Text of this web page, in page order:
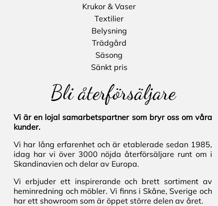
Krukor & Vaser
Textilier
Belysning
Trädgård
Säsong
Sänkt pris
Bli återförsäljare
Vi är en lojal samarbetspartner som bryr oss om våra
kunder.
Vi har lång erfarenhet och är etablerade sedan 1985,
idag har vi över 3000 nöjda återförsäljare runt om i
Skandinavien och delar av Europa.
Vi erbjuder ett inspirerande och brett sortiment av
heminredning och möbler. Vi finns i Skåne, Sverige och
har ett showroom som är öppet större delen av året.